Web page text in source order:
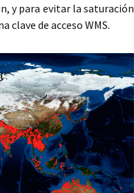
y para evitar la saturación
de acceso WMS.